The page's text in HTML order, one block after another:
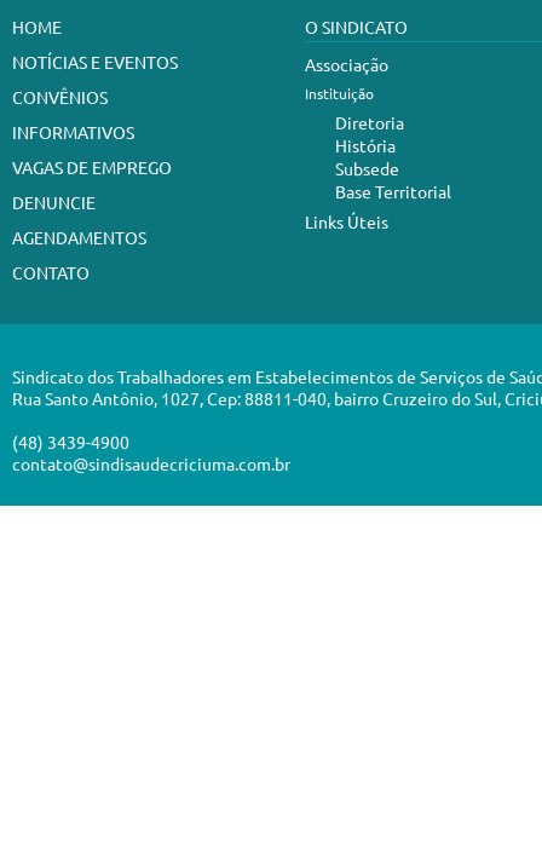
HOME
NOTÍCIAS E EVENTOS
CONVÊNIOS
INFORMATIVOS
VAGAS DE EMPREGO
DENUNCIE
AGENDAMENTOS
CONTATO
O SINDICATO
Associação
Instituição
Diretoria
História
Subsede
Base Territorial
Links Úteis
Sindicato dos Trabalhadores em Estabelecimentos de Serviços de
Rua Santo Antônio, 1027, Cep: 88811-040, bairro Cruzeiro do Sul,
(48) 3439-4900
contato@sindisaudecriciuma.com.br